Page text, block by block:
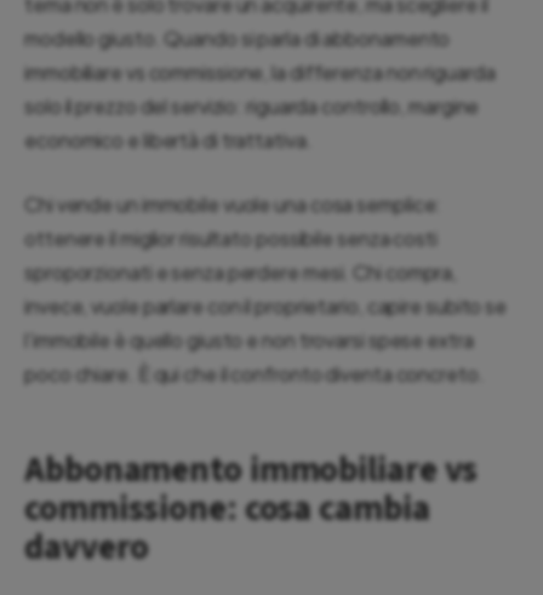
modello giusto. Quando si parla di abbonamento
immobiliare vs commissione, la differenza non riguarda
solo il prezzo del servizio: riguarda controllo, margine
economico e libertà di trattativa.
Chi vende un immobile vuole una cosa semplice:
ottenere il miglior risultato possibile senza costi
sproporzionati e senza perdere mesi. Chi compra,
invece, vuole parlare con il proprietario, capire subito se
l’immobile è quello giusto e non trovarsi spese extra
poco chiare. È qui che il confronto diventa concreto.
Abbonamento immobiliare vs
commissione: cosa cambia
davvero